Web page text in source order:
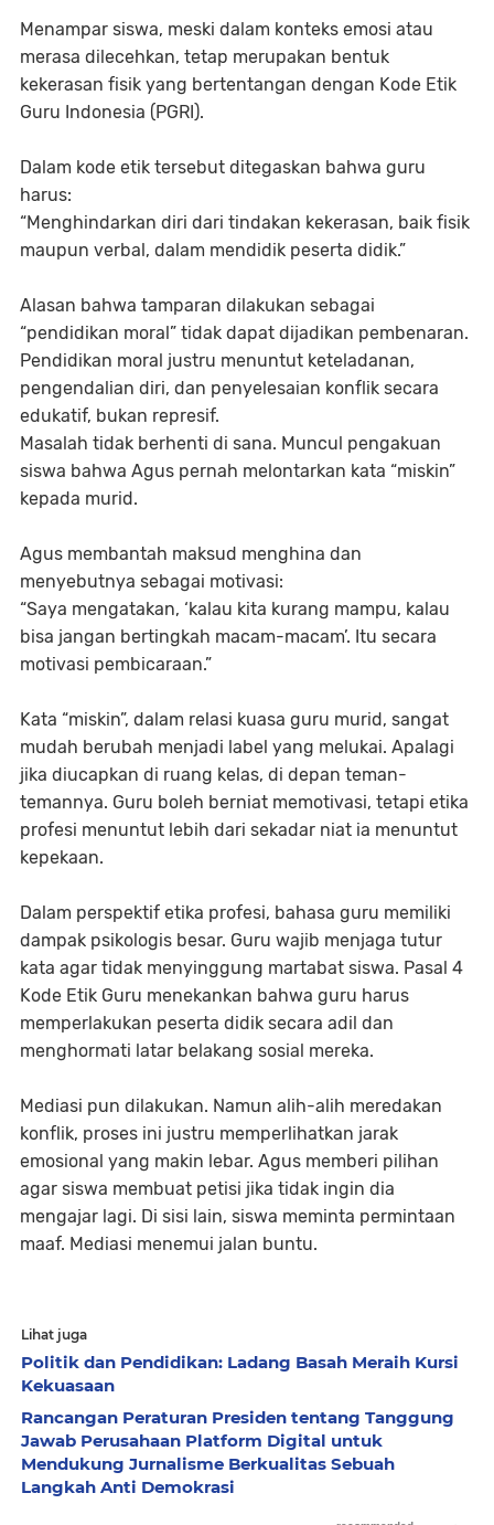
Menampar siswa, meski dalam konteks emosi atau
merasa dilecehkan, tetap merupakan bentuk
kekerasan fisik yang bertentangan dengan Kode Etik
Guru Indonesia (PGRI).
Dalam kode etik tersebut ditegaskan bahwa guru
harus:
“Menghindarkan diri dari tindakan kekerasan, baik fisik
maupun verbal, dalam mendidik peserta didik.”
Alasan bahwa tamparan dilakukan sebagai
“pendidikan moral” tidak dapat dijadikan pembenaran.
Pendidikan moral justru menuntut keteladanan,
pengendalian diri, dan penyelesaian konflik secara
edukatif, bukan represif.
Masalah tidak berhenti di sana. Muncul pengakuan
siswa bahwa Agus pernah melontarkan kata “miskin”
kepada murid.
Agus membantah maksud menghina dan
menyebutnya sebagai motivasi:
“Saya mengatakan, ‘kalau kita kurang mampu, kalau
bisa jangan bertingkah macam-macam’. Itu secara
motivasi pembicaraan.”
Kata “miskin”, dalam relasi kuasa guru murid, sangat
mudah berubah menjadi label yang melukai. Apalagi
jika diucapkan di ruang kelas, di depan teman-
temannya. Guru boleh berniat memotivasi, tetapi etika
profesi menuntut lebih dari sekadar niat ia menuntut
kepekaan.
Dalam perspektif etika profesi, bahasa guru memiliki
dampak psikologis besar. Guru wajib menjaga tutur
kata agar tidak menyinggung martabat siswa. Pasal 4
Kode Etik Guru menekankan bahwa guru harus
memperlakukan peserta didik secara adil dan
menghormati latar belakang sosial mereka.
Mediasi pun dilakukan. Namun alih-alih meredakan
konflik, proses ini justru memperlihatkan jarak
emosional yang makin lebar. Agus memberi pilihan
agar siswa membuat petisi jika tidak ingin dia
mengajar lagi. Di sisi lain, siswa meminta permintaan
maaf. Mediasi menemui jalan buntu.
Lihat juga
Politik dan Pendidikan: Ladang Basah Meraih Kursi
Kekuasaan
Rancangan Peraturan Presiden tentang Tanggung
Jawab Perusahaan Platform Digital untuk
Mendukung Jurnalisme Berkualitas Sebuah
Langkah Anti Demokrasi